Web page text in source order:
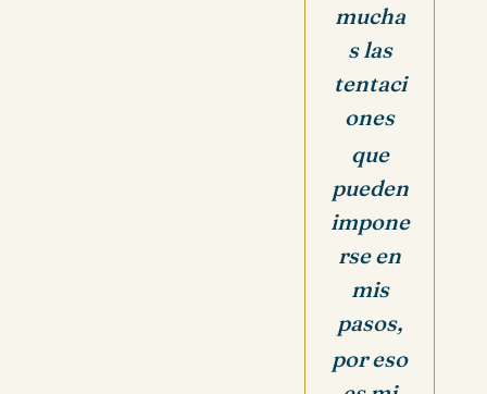
mucha
s las
tentaci
ones
que
pueden
impone
rse en
mis
pasos,
por eso